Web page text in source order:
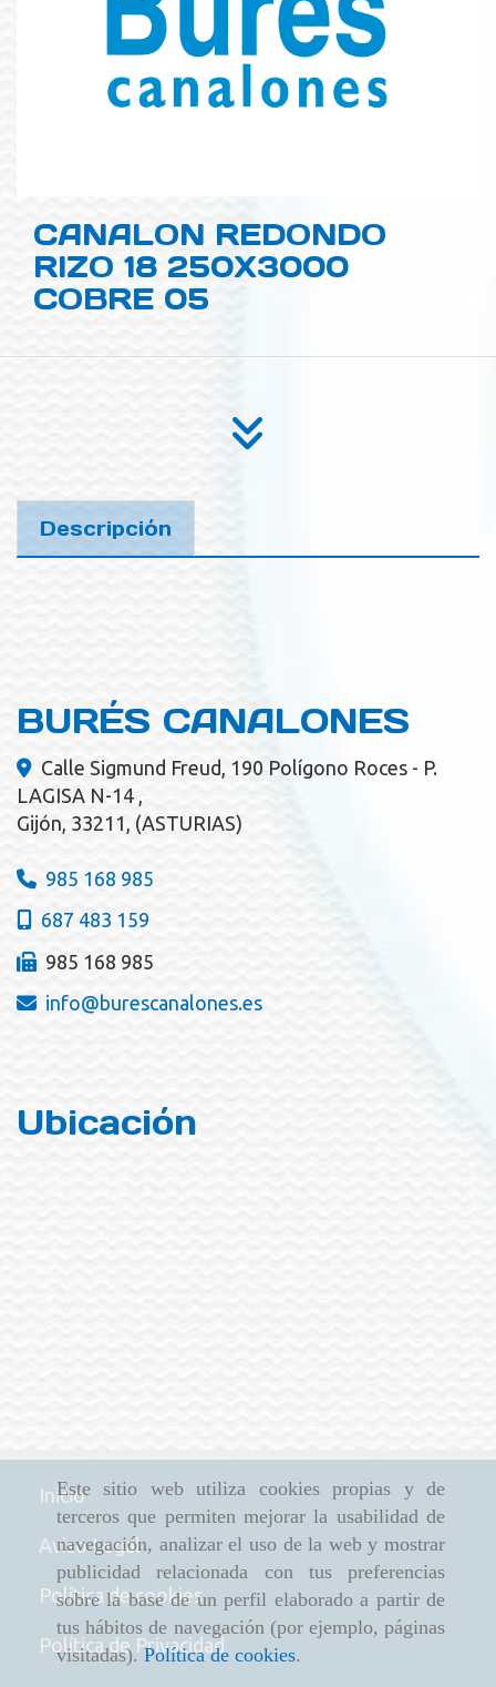
Este sitio web utiliza cookies propias y de
terceros que permiten mejorar la usabilidad de
navegación, analizar el uso de la web y mostrar
publicidad relacionada con tus preferencias
sobre la base de un perfil elaborado a partir de
tus hábitos de navegación (por ejemplo, páginas
visitadas). Política de cookies.
CANALON REDONDO
RIZO 18 250X3000
COBRE 05
Descripción
BURÉS CANALONES
Calle Sigmund Freud, 190 Polígono Roces - P.
LAGISA N-14 ,
Gijón 33211 (ASTURIAS)
985 168 985
687 483 159
985 168 985
info
burescanalones.es
Ubicación
Inicio
Aviso Legal
Política de cookies
Política de Privacidad